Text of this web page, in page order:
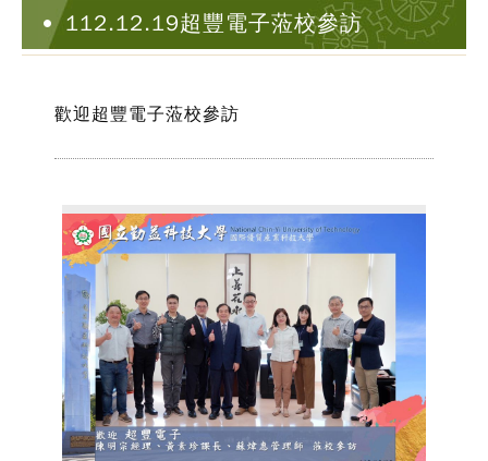
112.12.19超豐電子蒞校參訪
歡迎超豐電子蒞校參訪